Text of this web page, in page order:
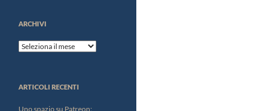
ARCHIVI
Archivi
ARTICOLI RECENTI
Uno spazio su Patreon: